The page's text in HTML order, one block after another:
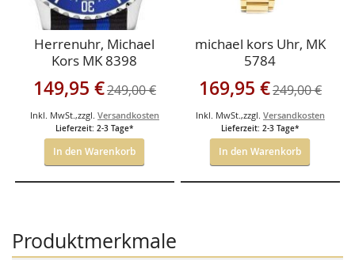
Herrenuhr, Michael
Kors MK 8398
Sonderangebot
149,95 €249,00 €
Inkl. MwSt. ,zzgl. Versandkosten
Lieferzeit: 2-3 Tage*
In den Warenkorb
michael kors Uhr, MK
5784
Sonderangebot
169,95 €249,00 €
Inkl. MwSt. ,zzgl. Versandkosten
Lieferzeit: 2-3 Tage*
In den Warenkorb
Produktmerkmale